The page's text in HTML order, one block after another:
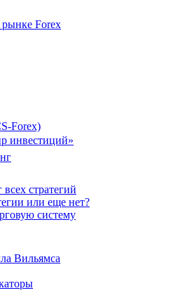
Forex)
инвестиций»
стратегий
или еще нет?
систему
Вильямса